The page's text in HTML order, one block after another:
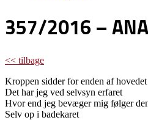
357/2016 –
<< tilbage
Kroppen sidder for enden af hovedet
Det har jeg ved selvsyn erfaret
Hvor end jeg bevæger mig følger
Selv op i badekaret